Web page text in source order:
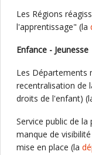
Les Régions
l'apprentissage" (la
Enfance - Jeunesse
Les Départements
recentralisation de
droits de l'enfant)
Service public de
manque de
mise en place (la